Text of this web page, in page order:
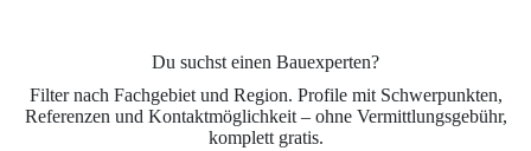
Du suchst einen Bauexperten?
Filter nach Fachgebiet und Region. Profile mit Schwerpunkten,
Referenzen und Kontaktmöglichkeit – ohne Vermittlungsgebühr,
komplett gratis.